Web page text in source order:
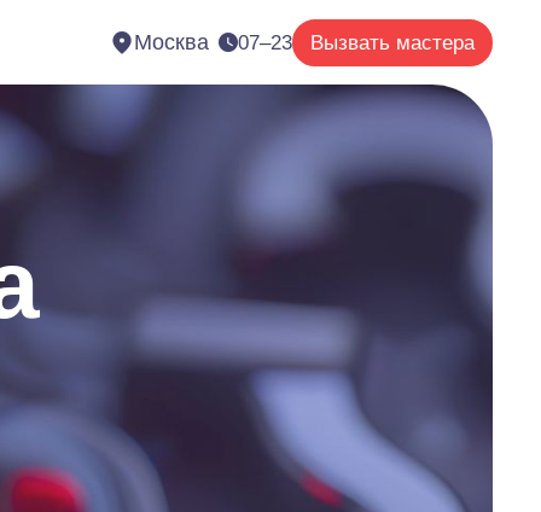
Москва 07–23 Вызвать мастера